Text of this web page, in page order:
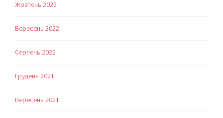
Жовтень 2022
Вересень 2022
Серпень 2022
Грудень 2021
Вересень 2021